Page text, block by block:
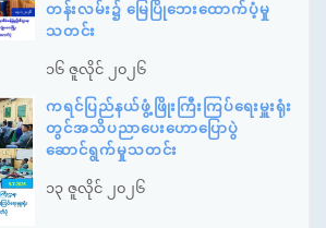
တန်းလမ်း၌ မြေပြိုဘေးထောက်ပံ့မှု
သတင်း
၁၆ ဇူလိုင် ၂၀၂၆
ကရင်ပြည်နယ်ဖွံ့ဖြိုးကြီးကြပ်ရေးမှူးရုံး
တွင်အသိပညာပေးဟောပြောပွဲ
ဆောင်ရွက်မှုသတင်း
၁၃ ဇူလိုင် ၂၀၂၆